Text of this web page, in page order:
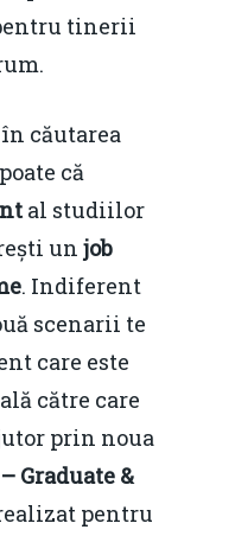
tinerii
în căutarea
că
al studiilor
un job
. Indiferent
scenarii te
care este
către care
prin noua
Graduate &
pentru